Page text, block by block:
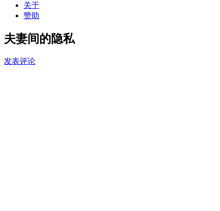
关于
赞助
夫妻间的隐私
发表评论